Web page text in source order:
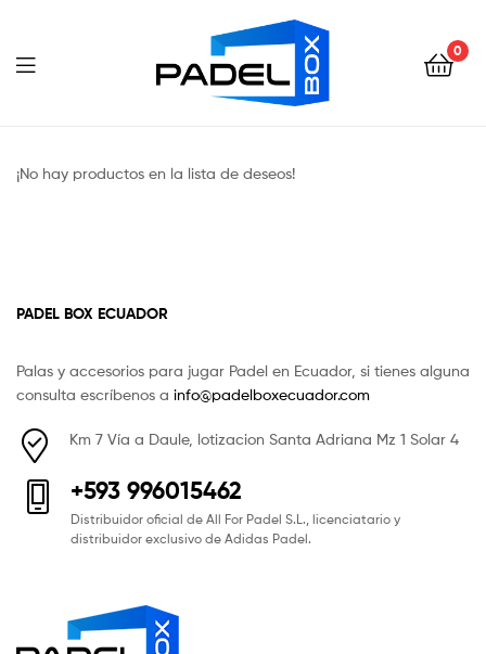
Box
0
Ecuador
¡No hay productos en la lista de deseos!
PADEL BOX ECUADOR
Palas y accesorios para jugar Padel en Ecuador, si tienes alguna
consulta escríbenos a info@padelboxecuador.com
Km 7 Vía a Daule, lotizacion Santa Adriana Mz 1 Solar 4
+593 996015462
Distribuidor oficial de All For Padel S.L., licenciatario y
distribuidor exclusivo de Adidas Padel.